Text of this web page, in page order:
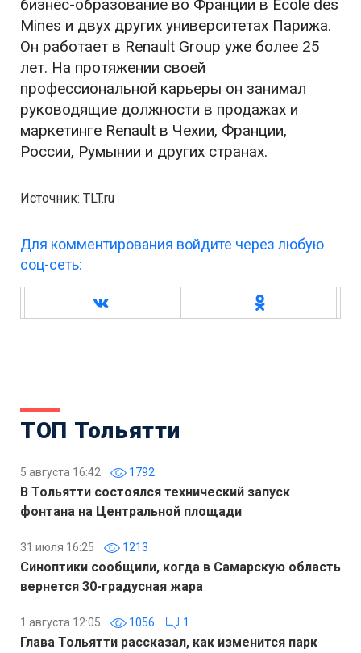
бизнес-образование во Франции в Ecole des
Mines и двух других университетах Парижа.
Он работает в Renault Group уже более 25
лет. На протяжении своей
профессиональной карьеры он занимал
руководящие должности в продажах и
маркетинге Renault в Чехии, Франции,
России, Румынии и других странах.
Источник: TLT.ru
Для комментирования войдите через любую
соц-сеть:
ТОП Тольятти
5 августа 16:42 1792
В Тольятти состоялся технический запуск
фонтана на Центральной площади
31 июля 16:25 1213
Синоптики сообщили, когда в Самарскую область
вернется 30-градусная жара
1 августа 12:05 1056 1
Глава Тольятти рассказал, как изменится парк